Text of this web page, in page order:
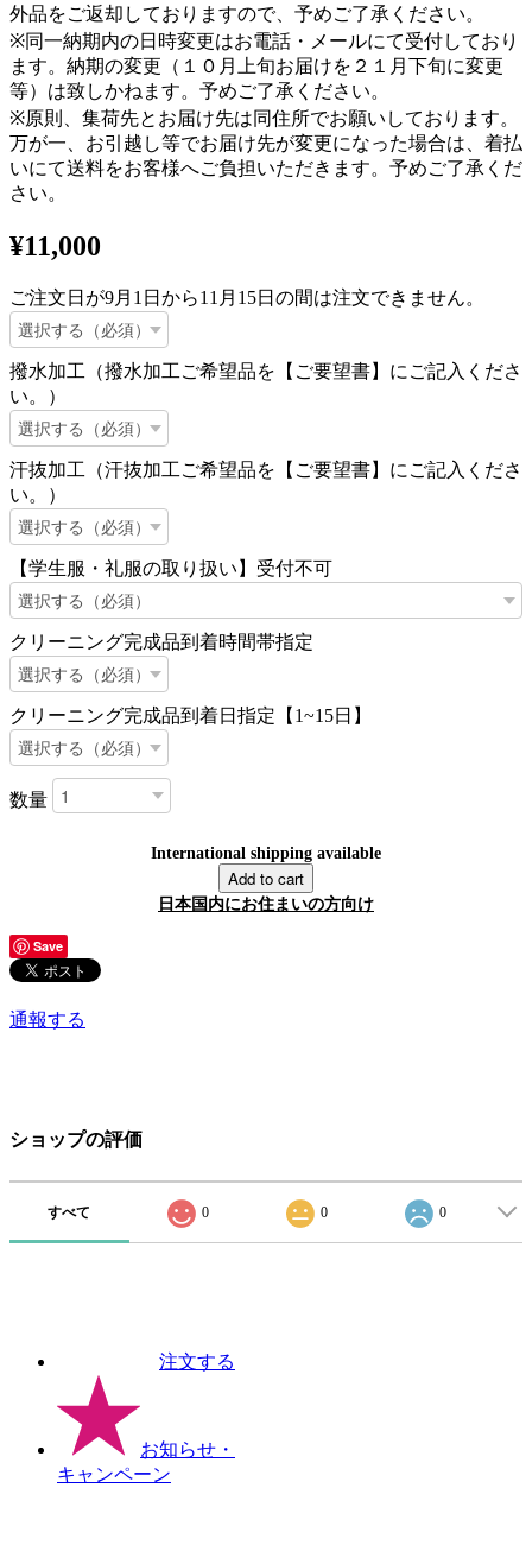
外品をご返却しておりますので、予めご了承ください。
※同一納期内の日時変更はお電話・メールにて受付しており
ます。納期の変更（１０月上旬お届けを２１月下旬に変更
等）は致しかねます。予めご了承ください。
※原則、集荷先とお届け先は同住所でお願いしております。
万が一、お引越し等でお届け先が変更になった場合は、着払
いにて送料をお客様へご負担いただきます。予めご了承くだ
さい。
¥11,000
ご注文日が9月1日から11月15日の間は注文できません。
撥水加工（撥水加工ご希望品を【ご要望書】にご記入くださ
い。）
汗抜加工（汗抜加工ご希望品を【ご要望書】にご記入くださ
い。）
【学生服・礼服の取り扱い】受付不可
クリーニング完成品到着時間帯指定
クリーニング完成品到着日指定【1~15日】
数量
International shipping available
Add to cart
日本国内にお住まいの方向け
Save
通報する
ショップの評価
すべて 0 0 0
注文する
お知らせ ・
キャンペーン